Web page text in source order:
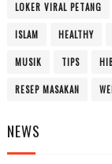
LOKER VIRAL PETANG
ISLAM HEALTHY
MUSIK TIPS
RESEP MASAKAN
NEWS